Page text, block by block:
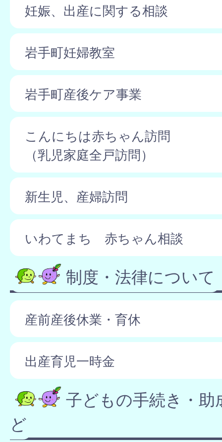
妊娠、出産に関する相談
岩手町妊婦教室
岩手町産後ケア事業
こんにちは赤ちゃん訪問
（乳児家庭全戸訪問）
新生児、産婦訪問
いわてまち 赤ちゃん相談
制度・法律について
産前産後休業・育休
出産育児一時金
子どもの手続き・助
ど